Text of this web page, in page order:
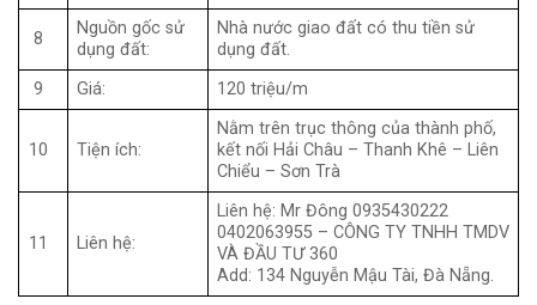
8
Nguồn gốc sử
dụng đất:
Nhà nước giao đất có thu tiền sử
dụng đất.
9
Giá: 120 triệu/m
10 Tiện ích:
Nằm trên trục thông của thành phố,
kết nối Hải Châu – Thanh Khê – Liên
Chiểu – Sơn Trà
11 Liên hệ:
Liên hệ: Mr Đông 0935430222
0402063955 – CÔNG TY TNHH TMDV
VÀ ĐẦU TƯ 360
Add: 134 Nguyễn Mậu Tài, Đà Nẵng.